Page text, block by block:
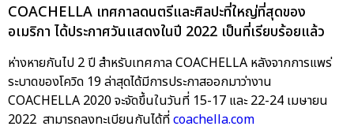
COACHELLA เทศกาลดนตรีและศิลปะที่ใหญ่ที่สุดของ
อเมริกา ได้ประกาศวันแสดงในปี 2022 เป็นที่เรียบร้อยแล้ว
ห่างหายกันไป 2 ปี สำหรับเทศกาล COACHELLA หลังจากการแพร่
ระบาดของโควิด 19 ล่าสุดได้มีการประกาสออกมาว่างาน
COACHELLA 2020 จะจัดขึ้นในวันที่ 15-17 และ 22-24 เมษายน
2022 สามารถลงทะเบียนกันได้ที่coachella.com